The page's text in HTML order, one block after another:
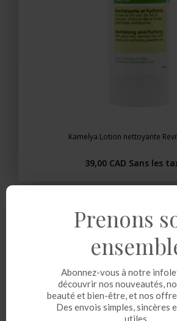
Kamelya Lotion nettoyante
39,00 CAD Sans les
Prenons
Abonnez-vous à notre
découvrir nos nouveautés,
beauté et bien-être, et nos
Des envois simples, sincères
utiles.